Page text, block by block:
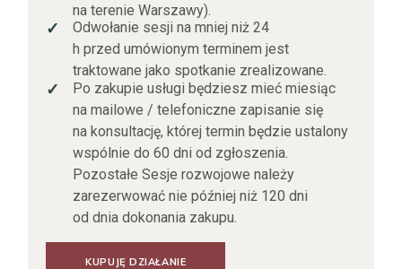
na terenie Warszawy).
✓
Odwołanie sesji na mniej niż 24
h przed umówionym terminem jest
traktowane jako spotkanie zrealizowane.
✓
Po zakupie usługi będziesz mieć miesiąc
na mailowe / telefoniczne zapisanie się
na konsultację, której termin będzie ustalony
wspólnie do 60 dni od zgłoszenia.
Pozostałe Sesje rozwojowe należy
zarezerwować nie później niż 120 dni
od dnia dokonania zakupu.
KUPUJĘ DZIAŁANIE